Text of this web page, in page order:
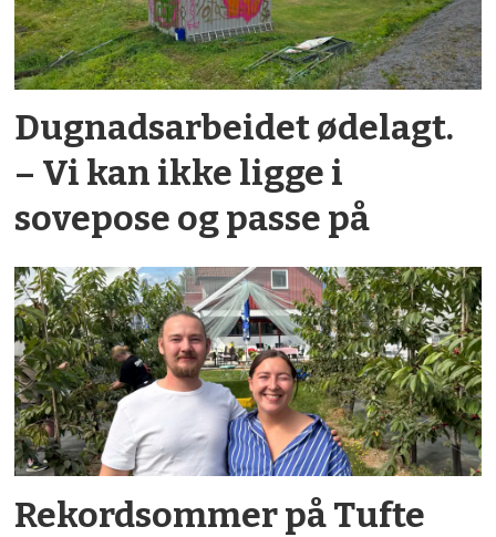
Dugnadsarbeidet ødelagt.
– Vi kan ikke ligge i
sovepose og passe på
Rekordsommer på Tufte